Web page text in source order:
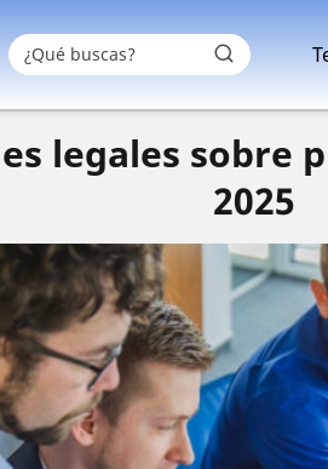
legales sobre
2025